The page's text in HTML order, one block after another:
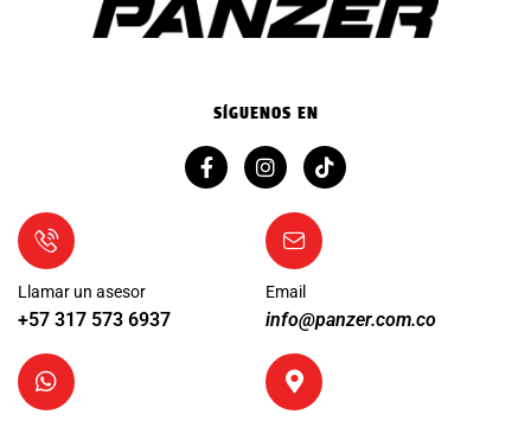
SÍGUENOS EN
Llamar un asesor
+57 317 573 6937
Email
info@panzer.com.co